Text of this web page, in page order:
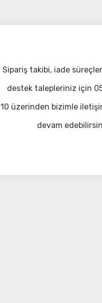
Sipariş takibi, iade
destek talepleriniz için
10 üzerinden bizimle
devam